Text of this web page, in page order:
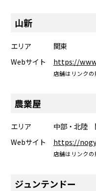
山新
エリア
関東
Webサイト
https://
店舗はリンク
農業屋
エリア
中部・北陸
Webサイト
https://
店舗はリンク
ジュンテンドー